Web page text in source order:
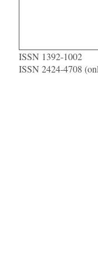
ISSN 1392-1002
ISSN 2424-4708